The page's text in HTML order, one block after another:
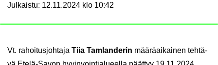
Julkaistu: 12.11.2024 klo 10:42
Vt. ra­hoi­tus­joh­ta­ja Tiia Tam­lan­de­rin mää­rä­ai­kai­nen teh­tä­